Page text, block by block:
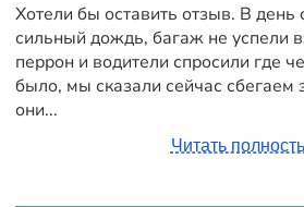
Хотели бы оставить отзыв. В день
сильный дождь, багаж не успели
перрон и водители спросили где
было, мы сказали сейчас сбегаем
они...
Читать